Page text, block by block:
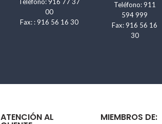
00
Fax: : 916 56 16 30
Teléfono: 911
594 999
Fax: 916 56 16
30
ATENCIÓN AL MIEMBROS DE: